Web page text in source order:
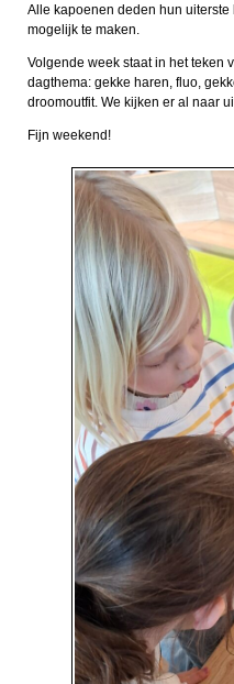
Alle kapoenen deden hun
mogelijk te maken.
Volgende week staat in het teken
dagthema: gekke haren, fluo,
droomoutfit. We kijken er al naar
Fijn weekend!